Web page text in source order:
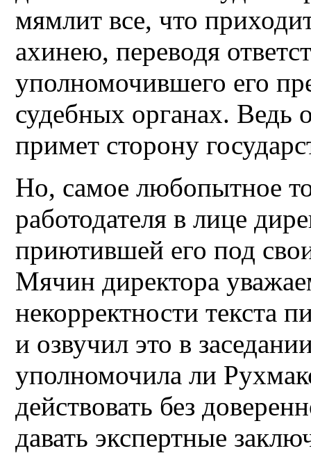
мямлит все, что
ахинею, переводя
уполномочившего его
судебных органах. Ведь
примет сторону
Но, самое любопытное
работодателя в лице
приютившей его под
Мячин директора
некорректности текста
и озвучил это в
уполномочила ли
действовать без
давать экспертные